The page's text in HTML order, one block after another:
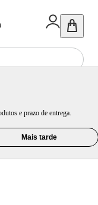
e prazo de entrega.
Mais tarde